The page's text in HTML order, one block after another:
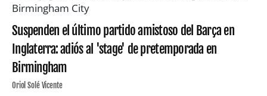
Suspenden el último partido amistoso del Barça en
Inglaterra: adiós al 'stage' de pretemporada en
Birmingham
Oriol Solé Vicente